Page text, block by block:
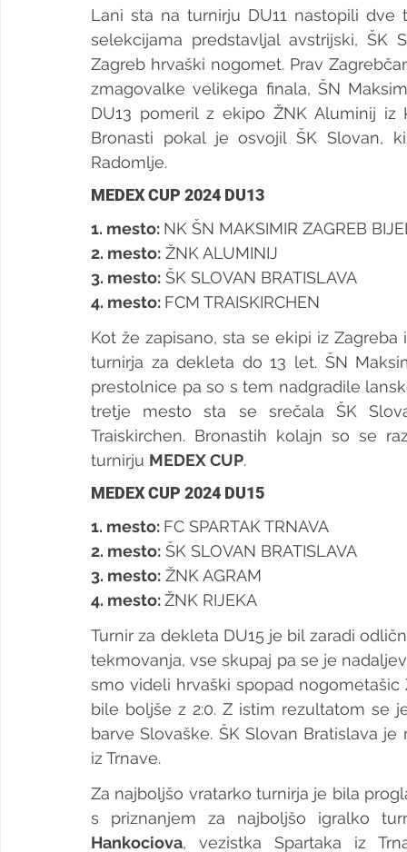
Lani sta na turnirju DU11 nastopili
selekcijama predstavljal avstrijski, ŠK
Zagreb hrvaški nogomet. Prav
zmagovalke velikega finala, ŠN
DU13 pomeril z ekipo ŽNK Aluminij iz
Bronasti pokal je osvojil ŠK Slovan,
Radomlje.
MEDEX CUP 2024 DU13
1. mesto: NK ŠN MAKSIMIR ZAGREB
2. mesto: ŽNK ALUMINIJ
3. mesto: ŠK SLOVAN BRATISLAVA
4. mesto: FCM TRAISKIRCHEN
Kot že zapisano, sta se ekipi iz
turnirja za dekleta do 13 let. ŠN
prestolnice pa so s tem nadgradile
tretje mesto sta se srečala ŠK
Traiskirchen. Bronastih kolajn so se
turnirju MEDEX CUP.
MEDEX CUP 2024 DU15
1. mesto: FC SPARTAK TRNAVA
2. mesto: ŠK SLOVAN BRATISLAVA
3. mesto: ŽNK AGRAM
4. mesto: ŽNK RIJEKA
Turnir za dekleta DU15 je bil zaradi
tekmovanja, vse skupaj pa se je
smo videli hrvaški spopad nogometašic
bile boljše z 2:0. Z istim rezultatom se
barve Slovaške. ŠK Slovan Bratislava
iz Trnave.
Za najboljšo vratarko turnirja je bila
s priznanjem za najboljšo igralko
Hankociova, vezistka Spartaka iz